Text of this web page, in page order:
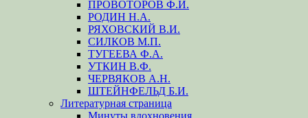
ПРОВОТОРОВ Ф.И.
РОДИН Н.А.
РЯХОВСКИЙ В.И.
СИЛКОВ М.П.
ТУГЕЕВА Ф.А.
УТКИН В.Ф.
ЧЕРВЯКОВ А.Н.
ШТЕЙНФЕЛЬД Б.И.
Литературная страница
Минуты вдохновения